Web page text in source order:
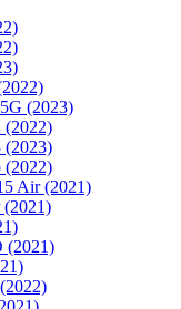
(2023)
(2022)
(2023)
(2022)
Air (2021)
(2021)
(2021)